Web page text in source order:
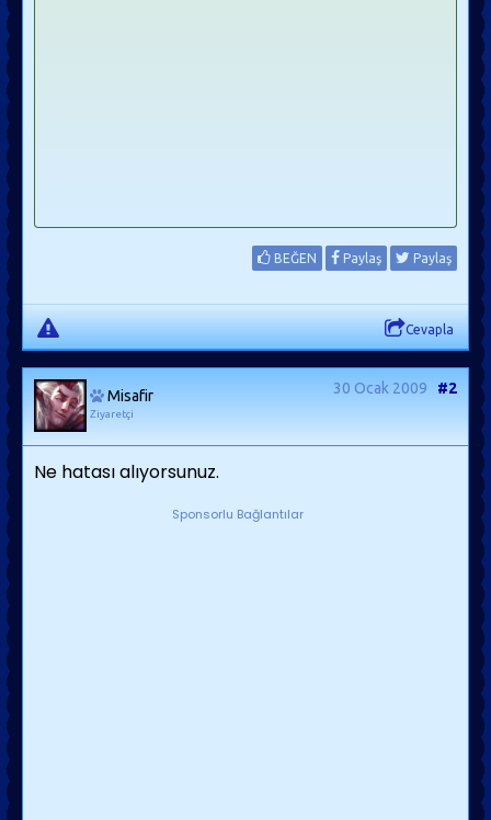
BEĞEN Paylaş Paylaş
Cevapla
Misafir
Ziyaretçi
30 Ocak 2009 #2
Ne hatası alıyorsunuz.
Sponsorlu Bağlantılar